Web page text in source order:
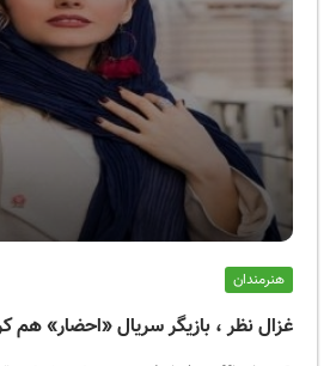
هنرمندان
غزال نظر ، بازیگر سریال «احضار» هم